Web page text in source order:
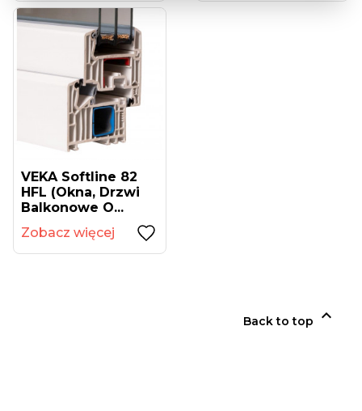
VEKA Softline 82
HFL (okna, Drzwi
Balkonowe O...
Zobacz więcej
Back to top 